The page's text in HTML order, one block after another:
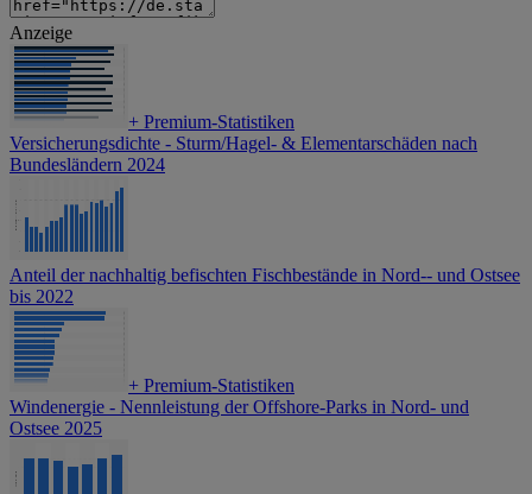
Anzeige
+ Premium-Statistiken
Versicherungsdichte - Sturm/Hagel- & Elementarschäden nach
Bundesländern 2024
Anteil der nachhaltig befischten Fischbestände in Nord-- und Ostsee
bis 2022
+ Premium-Statistiken
Windenergie - Nennleistung der Offshore-Parks in Nord- und
Ostsee 2025